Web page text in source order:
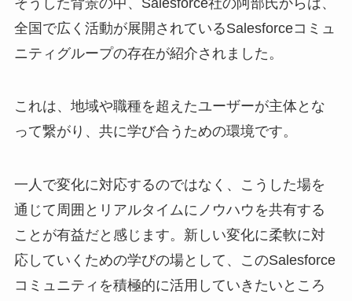
全国で広く活動が展開されているSalesforceコミュ
ニティグループの存在が紹介されました。
これは、地域や職種を超えたユーザーが主体とな
って繋がり、共に学び合うための環境です。
一人で変化に対応するのではなく、こうした場を
通じて周囲とリアルタイムにノウハウを共有する
ことが有益だと感じます。新しい変化に柔軟に対
応していくための学びの場として、このSalesforce
コミュニティを積極的に活用していきたいところ